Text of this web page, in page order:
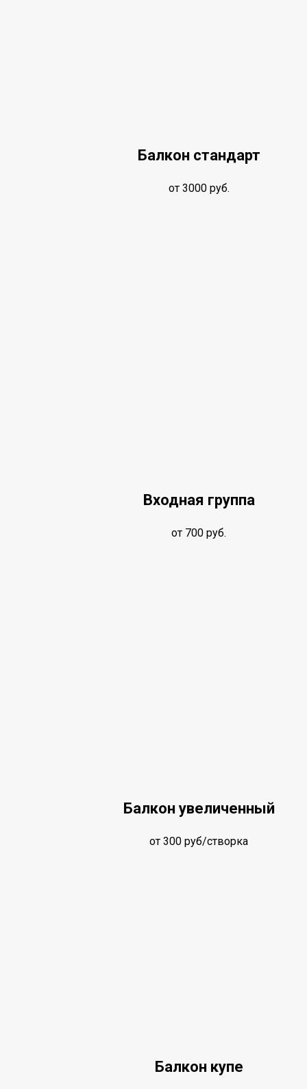
Балкон стандарт
от 3000 руб.
Входная группа
от 700 руб.
Балкон увеличенный
от 300 руб/створка
Балкон купе